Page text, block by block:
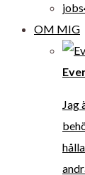
OM MIG
Jag